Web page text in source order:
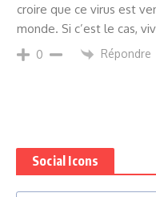
croire que ce virus est
monde. Si c’est le cas,
0 Répondre
Social Icons